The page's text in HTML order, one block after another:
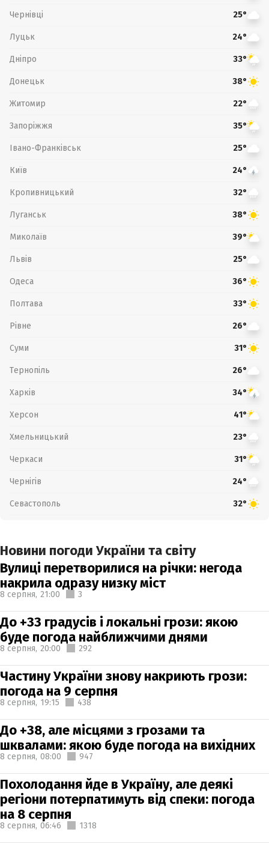
Чернівці 25°
Луцьк 24°
Дніпро 33°
Донецьк 38°
Житомир 22°
Запоріжжя 35°
Івано-Франківськ 25°
Київ 24°
Кропивницький 32°
Луганськ 38°
Миколаїв 39°
Львів 25°
Одеса 36°
Полтава 33°
Рівне 26°
Суми 31°
Тернопіль 26°
Харків 34°
Херсон 41°
Хмельницький 23°
Черкаси 31°
Чернігів 24°
Севастополь 32°
Новини погоди України та світу
Вулиці перетворилися на річки: негода
накрила одразу низку міст
8 серпня, 21:00 3
До +33 градусів і локальні грози: якою
буде погода найближчими днями
8 серпня, 20:00 292
Частину України знову накриють грози:
погода на 9 серпня
8 серпня, 19:15 438
До +38, але місцями з грозами та
шквалами: якою буде погода на вихідних
8 серпня, 08:00 947
Похолодання йде в Україну, але деякі
регіони потерпатимуть від спеки: погода
на 8 серпня
8 серпня, 06:46 1318